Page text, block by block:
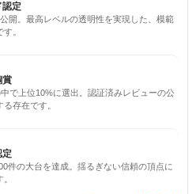
認定
開。最高レベルの透明性を実現した、模範
。
賞
で上位10%に選出。認証済みレビューの公
存在です。
定
件の大台を達成。揺るぎない信頼の頂点に